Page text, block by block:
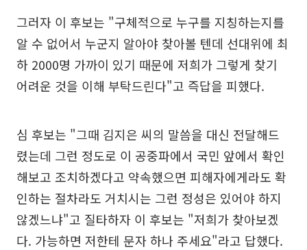
그러자 이 후보는 "구체적으로 누구를 지칭하는지를
알 수 없어서 누군지 알아야 찾아볼 텐데 선대위에 최
하 2000명 가까이 있기 때문에 저희가 그렇게 찾기
어려운 것을 이해 부탁드린다"고 즉답을 피했다.
심 후보는 "그때 김지은 씨의 말씀을 대신 전달해드
렸는데 그런 정도로 이 공중파에서 국민 앞에서 확인
해보고 조치하겠다고 약속했으면 피해자에게라도 확
인하는 절차라도 거치시는 그런 정성은 있어야 하지
않겠느냐"고 질타하자 이 후보는 "저희가 찾아보겠
다. 가능하면 저한테 문자 하나 주세요"라고 답했다.